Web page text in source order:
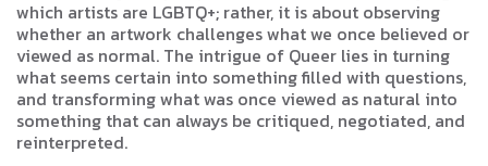
which artists are LGBTQ+; rather, it is about observing
whether an artwork challenges what we once believed or
viewed as normal. The intrigue of Queer lies in turning
what seems certain into something filled with questions,
and transforming what was once viewed as natural into
something that can always be critiqued, negotiated, and
reinterpreted.